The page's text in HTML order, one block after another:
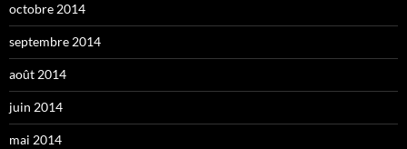
octobre 2014
septembre 2014
août 2014
juin 2014
mai 2014